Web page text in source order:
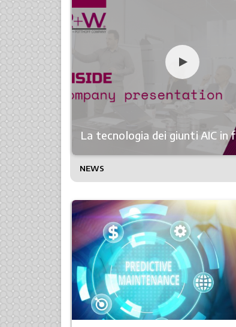
La tecnologia dei giunti AIC in
NEWS